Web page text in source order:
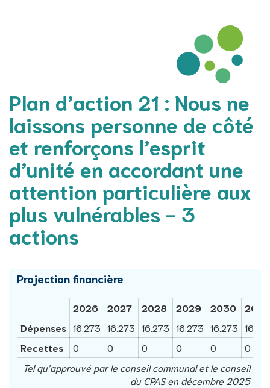
Plan d’action 21 : Nous ne
laissons personne de côté
et renforçons l’esprit
d’unité en accordant une
attention particulière aux
plus vulnérables - 3
actions
Projection financière
2026 2027 2028 2029 2030
2031
Dépenses 16.273 16.273 16.273 16.273 16.273
Recettes
0 0 0 0 0
0
Tel qu’approuvé par le conseil communal et le conseil
du CPAS en décembre 2025